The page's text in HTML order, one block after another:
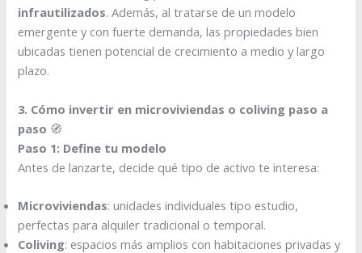
infrautilizados. Además, al tratarse de un modelo
emergente y con fuerte demanda, las propiedades bien
ubicadas tienen potencial de crecimiento a medio y largo
plazo.
3. Cómo invertir en microviviendas o coliving paso a
paso 🧭
Paso 1: Define tu modelo
Antes de lanzarte, decide qué tipo de activo te interesa:
Microviviendas: unidades individuales tipo estudio,
perfectas para alquiler tradicional o temporal.
Coliving: espacios más amplios con habitaciones privadas y